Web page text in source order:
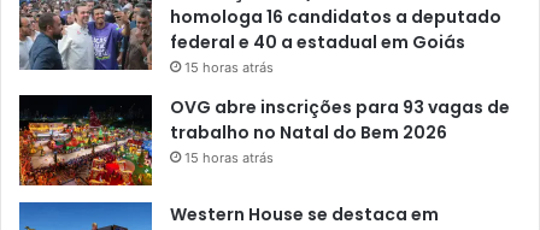
homologa 16 candidatos a deputado
federal e 40 a estadual em Goiás
15 horas atrás
OVG abre inscrições para 93 vagas de
trabalho no Natal do Bem 2026
15 horas atrás
Western House se destaca em